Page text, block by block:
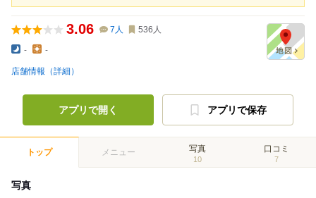
3.06 7 人 536 人
- -
店舗情報（詳細）
アプリで開く アプリで保存
トップ メニュー 写真
10
口コミ
7
写真